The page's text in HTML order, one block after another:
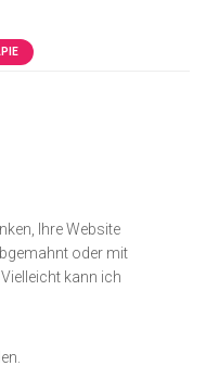
Ihre Website
oder mit
kann ich